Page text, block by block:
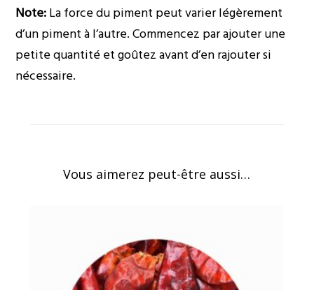
Note:La force du piment peut varier légèrement
d’un piment à l’autre. Commencez par ajouter une
petite quantité et goûtez avant d’en rajouter si
nécessaire.
Vous aimerez peut-être aussi…